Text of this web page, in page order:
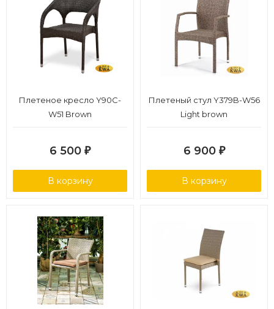
Плетеное кресло Y90C-
W51 Brown
6 500 ₽
В корзину
Плетеный стул Y379B-W56
Light brown
6 900 ₽
В корзину